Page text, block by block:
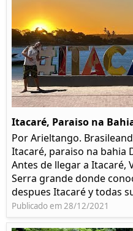
Itacaré, Paraiso na
Por Arieltango.
Itacaré, paraiso na bahia
Antes de llegar a Itacaré,
Serra grande donde
despues Itacaré y todas
Publicado em 28/12/2021